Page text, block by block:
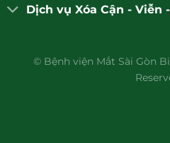
Dịch vụ Xóa Cận - Viễn
© Bệnh viện Mắt Sài Gòn